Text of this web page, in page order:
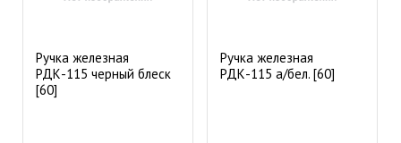
Ручка железная
РДК-115 черный блеск
[60]
Ручка железная
РДК-115 а/бел. [60]